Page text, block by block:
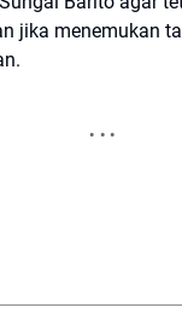
jika menemukan